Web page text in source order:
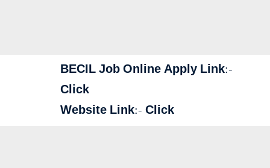
BECIL Job Online Apply Link:-
Click
Website Link:- Click